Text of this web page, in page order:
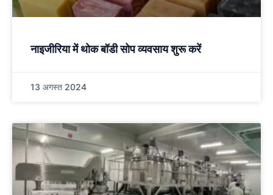
नाइजीरिया में थोक बॉडी सोप व्यवसाय शुरू करें
13 अगस्त 2024